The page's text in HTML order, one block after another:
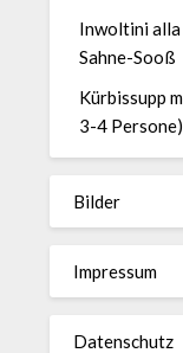
Inwoltini
Sahne-Sooß
Kürbissupp
3-4 Persone)
Bilder
Impressum
Datenschutz